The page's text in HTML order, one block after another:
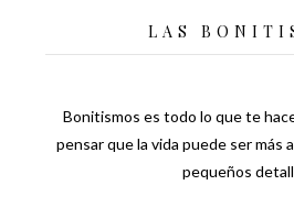
LAS
Bonitismos es todo lo que te
pensar que la vida puede ser más
pequeños